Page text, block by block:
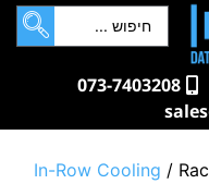
073-7403208
In-Row Cooling /